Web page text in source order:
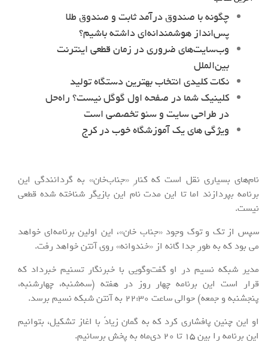
چگونه با صندوق درآمد ثابت و صندوق طلا
پس‌انداز هوشمندانه‌ای داشته باشیم؟
وب‌سایت‌های ضروری در زمان قطعی اینترنت
بین‌الملل
نکات کلیدی انتخاب بهترین دستگاه تولید
کلینیک شما در صفحه اول گوگل نیست؟ راه‌حل
در طراحی سایت و سئو تخصصی است
ویژگی های یک آموزشگاه خوب در کرج
نام‌های بسیاری نقل است که کنارِ «جناب‌خان» به گردانندگی این
برنامه بپردازند اما تا این مدت نام این بازیگر شناخته شده قطعی
نیست.
سپس از تک و توک وجود «جناب خان»، این اولین برنامه‌ای خواهد
می بود که به طورِ جدا گانه از «خندوانه» روی آنتن خواهد رفت.
مدیر شبکه نسیم در او گفت‌وگویی با خبرنگار تسنیم خبرداد که
قرار است این برنامه چهار روز در هفته (سه‌شنبه، چهارشنبه،
پنجشنبه و جمعه) حوالی ساعت 22:30 به آنتن شبکه نسیم برسد.
او این چنین پافشاری کرد که به گمان زیادً با اغاز تشکیل، بتوانیم
این برنامه را بین 15 تا 20 دی‌ماه به پخش برسانیم.